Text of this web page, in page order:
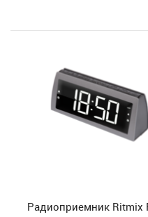
Радиоприемник Ritmix